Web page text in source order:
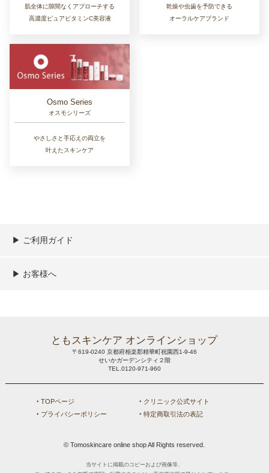
肌全体に隙間なくアプローチする
高濃度ピュアビタミンC美容液
乾燥や虫歯を予防できる
オーラルケアブランド
Osmo Series
オスモシリーズ
やさしさと手応えの両立を
叶えたスキンケア
▶︎ ご利用ガイド
ご利用ガイド
決済／配送／送料について
取り扱い商品一覧
顧客情報の取扱について
特定商取引法の表記
▶︎ お客様へ
ともスキンケア オンラインショップ
〒619-0240 京都府相楽郡精華町祝園西1-9-46
せいかガーデンシティ２階
TEL.0120-971-960
‣ TOPページ
‣ クリニック公式サイト
‣ プライバシーポリシー
‣ 特定商取引法の表記
© Tomoskincare online shop All Rights reserved.
当サイトに掲載のコピーおよび画像等、